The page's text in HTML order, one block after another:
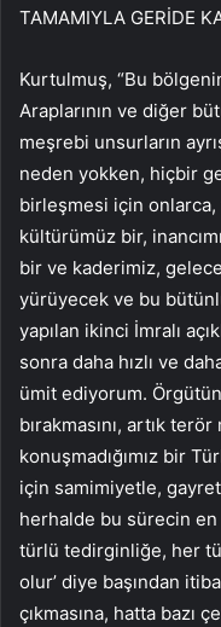
TAMAMIYLA GERİDE
Kurtulmuş, “Bu
Araplarının ve diğer
meşrebi unsurların
neden yokken, hiçbir
birleşmesi için onlarca,
kültürümüz bir,
bir ve kaderimiz,
yürüyecek ve bu
yapılan ikinci İmralı
sonra daha hızlı ve
ümit ediyorum.
bırakmasını, artık
konuşmadığımız bir
için samimiyetle,
herhalde bu sürecin
türlü tedirginliğe, her
olur’ diye başından
çıkmasına, hatta bazı